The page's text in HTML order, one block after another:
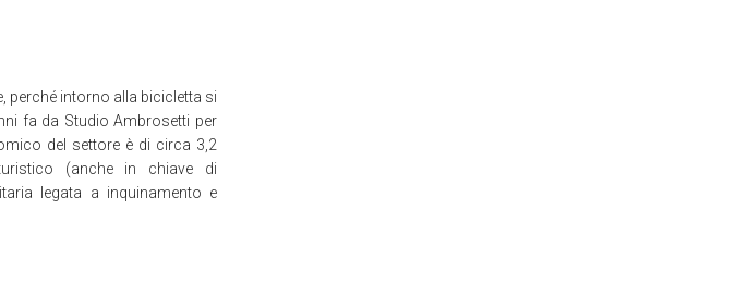
perché intorno alla bicicletta si
fa da Studio Ambrosetti per
del settore è di circa 3,2
(anche in chiave di
legata a inquinamento e